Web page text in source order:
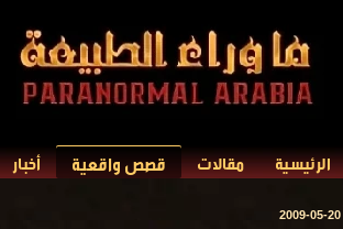
الرئيسية مقالات قصص واقعية أخبار
2009-05-20